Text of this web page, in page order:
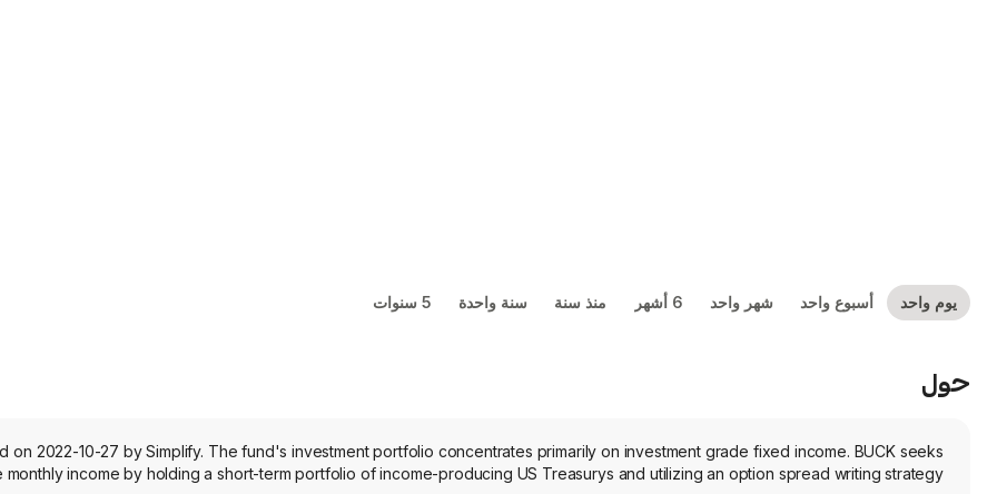
يوم واحد أسبوع واحد شهر واحد 6 أشهر منذ سنة سنة واحدة 5 سنوات
حول
on 2022-10-27 by Simplify. The fund's investment portfolio concentrates primarily on investment grade fixed income. BUCK seeks
income by holding a short-term portfolio of income-producing US Treasurys and utilizing an option spread writing strategy.